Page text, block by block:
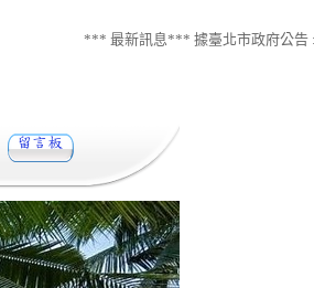
*** 最新訊息*** 據臺北市政府公告